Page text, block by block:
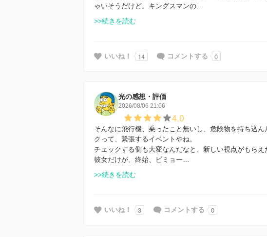
ゃいそうだけど。キングスマンの…
>>続きを読む
いいね！ 14 コメントする 0
光の感想・評価
2026/08/06 21:06
4.0
そんなに飛行機、乗ったこと無いし、危険物を持ち込
クって、緊張するイベントやね。
チェックする側も大変なんだなと、新しい視点がもらえ
彼女だけが、終始、ビミョー…
>>続きを読む
いいね！ 3 コメントする 0